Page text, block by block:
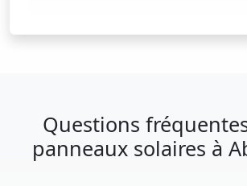
Questions
panneaux solaires à